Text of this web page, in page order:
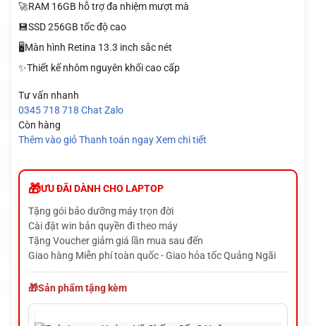
🚀RAM 16GB hỗ trợ đa nhiệm mượt mà
💾SSD 256GB tốc độ cao
🖥️Màn hình Retina 13.3 inch sắc nét
✨Thiết kế nhôm nguyên khối cao cấp
Tư vấn nhanh
0345 718 718 Chat Zalo
Còn hàng
Thêm vào giỏ Thanh toán ngay Xem chi tiết
ƯU ĐÃI DÀNH CHO LAPTOP
Tặng gói bảo dưỡng máy trọn đời
Cài đặt win bản quyền đi theo máy
Tặng Voucher giảm giá lần mua sau đến
Giao hàng Miễn phí toàn quốc - Giao hỏa tốc Quảng Ngãi
Sản phẩm tặng kèm